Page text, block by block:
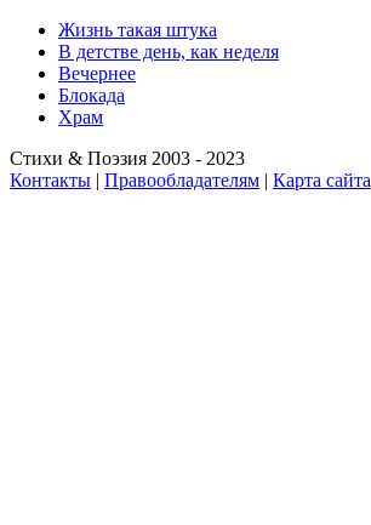
Жизнь такая штука
В детстве день, как неделя
Вечернее
Блокада
Храм
Стихи & Поэзия 2003 - 2023
Контакты | Правообладателям | Карта сайта